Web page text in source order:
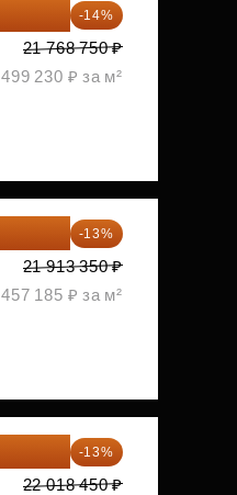
-14%
21 768 750 ₽
499 230 ₽ за м²
-13%
21 913 350 ₽
457 185 ₽ за м²
-13%
22 018 450 ₽